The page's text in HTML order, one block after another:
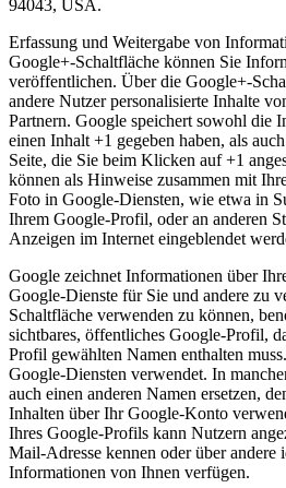
94043, USA.
Erfassung und Weitergabe von
Google+-Schaltfläche können Sie
veröffentlichen. Über die Google+-
andere Nutzer personalisierte Inhalte
Partnern. Google speichert sowohl die
einen Inhalt +1 gegeben haben, als
Seite, die Sie beim Klicken auf +1
können als Hinweise zusammen mit
Foto in Google-Diensten, wie etwa in
Ihrem Google-Profil, oder an anderen
Anzeigen im Internet eingeblendet
Google zeichnet Informationen über
Google-Dienste für Sie und andere zu
Schaltfläche verwenden zu können,
sichtbares, öffentliches Google-Profil,
Profil gewählten Namen enthalten
Google-Diensten verwendet. In
auch einen anderen Namen ersetzen,
Inhalten über Ihr Google-Konto
Ihres Google-Profils kann Nutzern
Mail-Adresse kennen oder über andere
Informationen von Ihnen verfügen.